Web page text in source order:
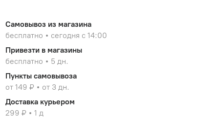
Самовывоз из магазина
бесплатно
сегодня с 14:00
Привезти в магазины
бесплатно
5 дн.
Пункты самовывоза
от 149 ₽
от 3 дн.
Доставка курьером
299 ₽
1 д